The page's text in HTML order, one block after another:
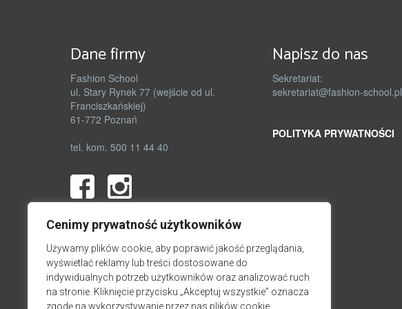
Cenimy prywatność użytkowników
Używamy plików cookie, aby poprawić jakość przeglądania,
wyświetlać reklamy lub treści dostosowane do
indywidualnych potrzeb użytkowników oraz analizować ruch
na stronie. Kliknięcie przycisku „Akceptuj wszystkie” oznacza
zgodę na wykorzystywanie przez nas plików cookie.
Dane firmy
Fashion School
ul. Stary Rynek 77 (wejście od ul.
Franciszkańskiej)
61-772 Poznań
tel. kom. 500 11 44 40
Napisz do nas
Sekretariat:
sekretariat@fashion-school.pl
POLITYKA PRYWATNOŚCI